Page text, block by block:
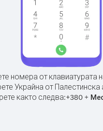
номера от клавиатурата
Украйна от
както следва:+380+